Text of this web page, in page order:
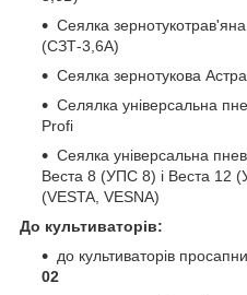
Сеялка
(СЗТ-3,6А)
Сеялка зернотукова
Селялка універсальна
Profi
Сеялка універсальна
Веста 8 (УПС 8) і Веста 12
(VESTA, VESNA)
До культиваторів:
до культиваторів
02